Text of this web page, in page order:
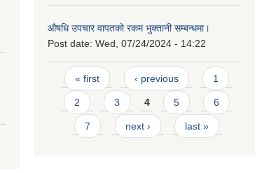
औषधि उपचार वापतको रकम भुक्तानी सम्बन्धमा।
Post date: Wed, 07/24/2024 - 14:22
Pages
« first ‹ previous 1
2 3 4 5 6
7 next › last »